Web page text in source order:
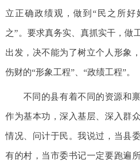
立正确政绩观，做到“民之所好
之”。要求真务实、真抓实干，做
出发，决不能为了树立个人形象
伤财的“形象工程”、“政绩工程”。
不同的县有着不同的资源和禀
作为基本功，深入基层、深入群
情况、问计于民。我说过，当县
有的村，当市委书记一定要跑遍